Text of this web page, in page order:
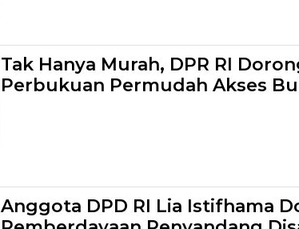
Tak Hanya Murah, DPR RI
Perbukuan Permudah Akses
Anggota DPD RI Lia Istifhama